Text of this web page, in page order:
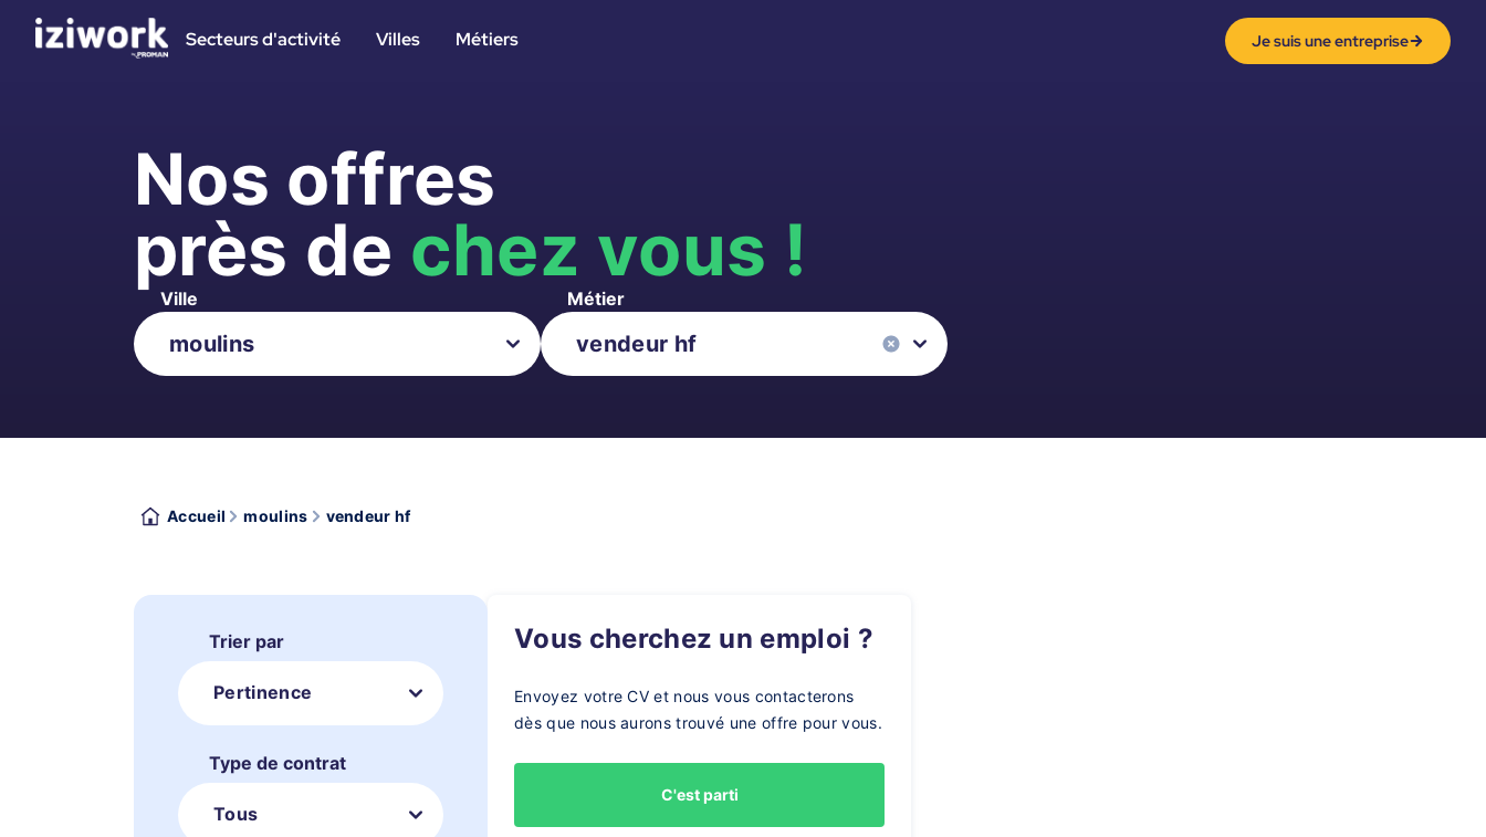
Secteurs d'activité Villes Métiers Je suis une entreprise
Nos offres
près de chez vous !
Ville Métier
Accueil moulins vendeur hf
Trier par
Pertinence
Type de contrat
Tous
Vous cherchez un emploi ?
Envoyez votre CV et nous vous contacterons
dès que nous aurons trouvé une offre pour vous.
C'est parti